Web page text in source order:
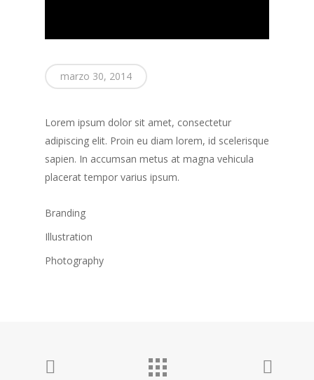
marzo 30, 2014
Lorem ipsum dolor sit amet, consectetur
adipiscing elit. Proin eu diam lorem, id scelerisque
sapien. In accumsan metus at magna vehicula
placerat tempor varius ipsum.
Branding
Illustration
Photography